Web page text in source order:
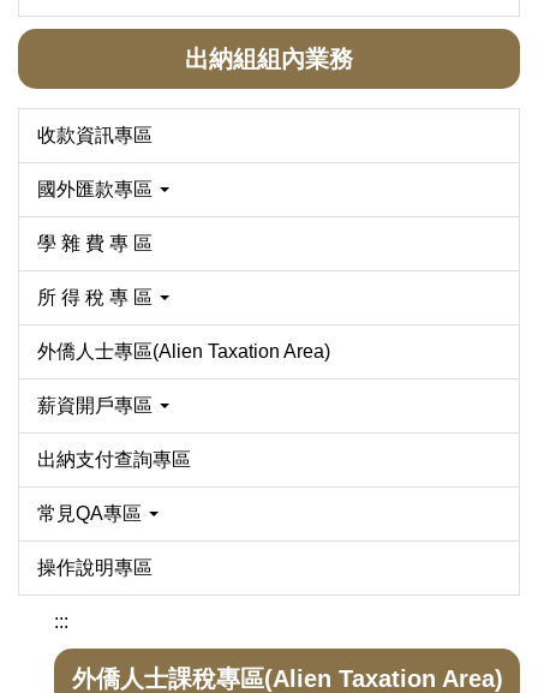
出納組組內業務
收款資訊專區
國外匯款專區
學 雜 費 專 區
所 得 稅 專 區
外僑人士專區(Alien Taxation Area)
薪資開戶專區
出納支付查詢專區
常見QA專區
操作說明專區
:::
外僑人士課稅專區(Alien Taxation Area)